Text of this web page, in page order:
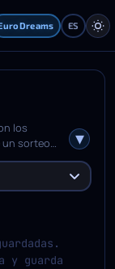
ES
los
un sorteo
revisa
verás
y guarda